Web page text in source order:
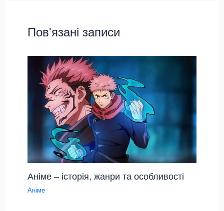
Пов'язані записи
Аніме – історія, жанри та особливості
Аніме